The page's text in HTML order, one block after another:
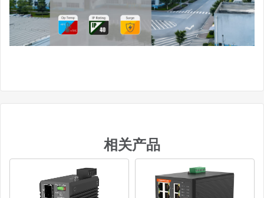
相关产品